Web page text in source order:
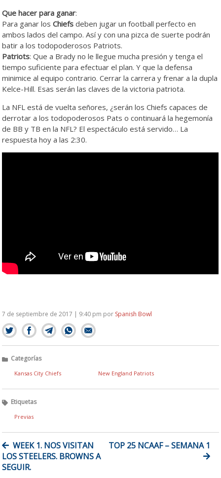
Que hacer para ganar:
Para ganar losChiefs deben jugar un football perfecto en
ambos lados del campo. Así y con una pizca de suerte podrán
batir a los todopoderosos Patriots.
Patriots: Que a Brady no le llegue mucha presión y tenga el
tiempo suficiente para efectuar el plan. Y que la defensa
minimice al equipo contrario. Cerrar la carrera y frenar a la dupla
Kelce-Hill. Esas serán las claves de la victoria patriota.
La NFL está de vuelta señores, ¿serán los Chiefs capaces de
derrotar a los todopoderosos Pats o continuará la hegemonía
de BB y TB en la NFL? El espectáculo está servido… La
respuesta hoy a las 2:30.
7 de septiembre de 2017 | 9:40 pm por Spanish Bowl
Categorías
Kansas City Chiefs New England Patriots
Etiquetas
Previas
NAVEGACIÓN
DE
ENTRADAS
WEEK 1. NOS VISITAN
LOS STEELERS. BROWNS A
SEGUIR.
TOP 25 NCAAF – SEMANA 1